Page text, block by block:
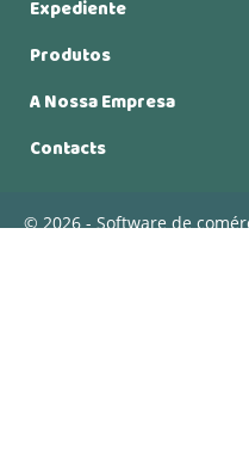
Expediente
Produtos
A Nossa Empresa
Contacts
© 2026 - Software de